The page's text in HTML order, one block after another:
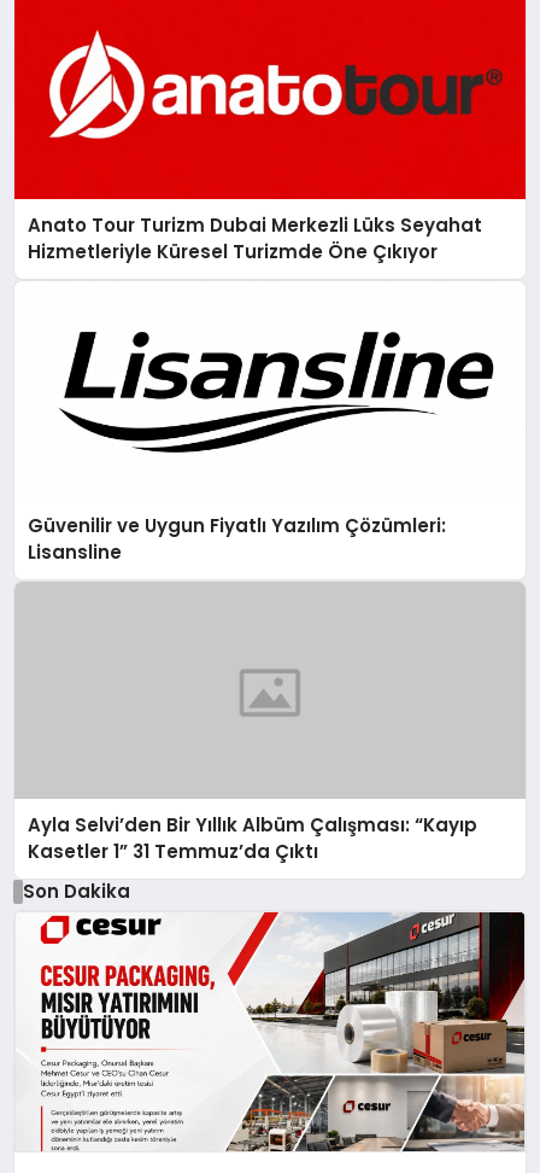
Anato Tour Turizm Dubai Merkezli Lüks Seyahat
Hizmetleriyle Küresel Turizmde Öne Çıkıyor
Güvenilir ve Uygun Fiyatlı Yazılım Çözümleri:
Lisansline
Ayla Selvi’den Bir Yıllık Albüm Çalışması: “Kayıp
Kasetler 1” 31 Temmuz’da Çıktı
Son Dakika